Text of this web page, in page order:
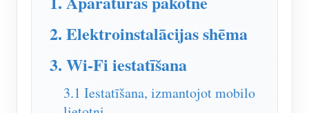
IAMMETER Cloud Pro
Pašmitināšanas pakalpojums
Virtuālais skaitītājs
2. Elektroinstalācijas shēma
3. Wi-Fi iestatīšana
3.1 Iestatīšana, izmantojot mobilo